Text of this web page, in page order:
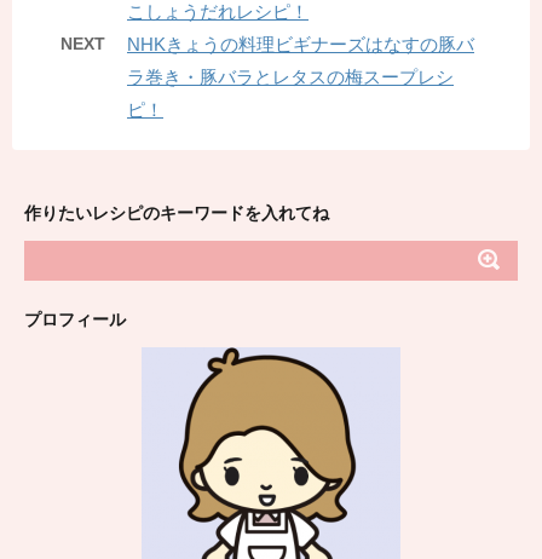
こしょうだれレシピ！
NEXT
NHKきょうの料理ビギナーズはなすの豚バ
ラ巻き・豚バラとレタスの梅スープレシ
ピ！
作りたいレシピのキーワードを入れてね
プロフィール